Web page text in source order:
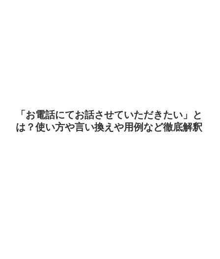
「お電話にてお話させていただきたい」と
は？使い方や言い換えや用例など徹底解釈